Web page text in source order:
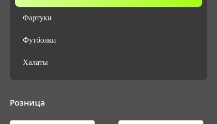
Фартуки
Футболки
Халаты
Розница